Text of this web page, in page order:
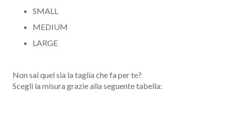
SMALL
MEDIUM
LARGE
Non sai quel sia la taglia che fa per te?
Scegli la misura grazie alla seguente tabella: